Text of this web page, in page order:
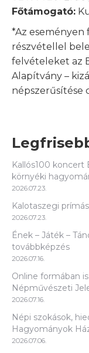
Főtámogató:
*Az
részvétellel
felvételeket az
Alapítvány –
népszerűsítése
Kallós100 koncert
környéki
2026.07.23.
Kalotaszegi
2026.07.23.
Ének – Játék –
továbbképzés
2026.07.16.
Online formában
Népművészeti
2026.07.16.
Népi szokások,
Hagyományok
2026.07.06.